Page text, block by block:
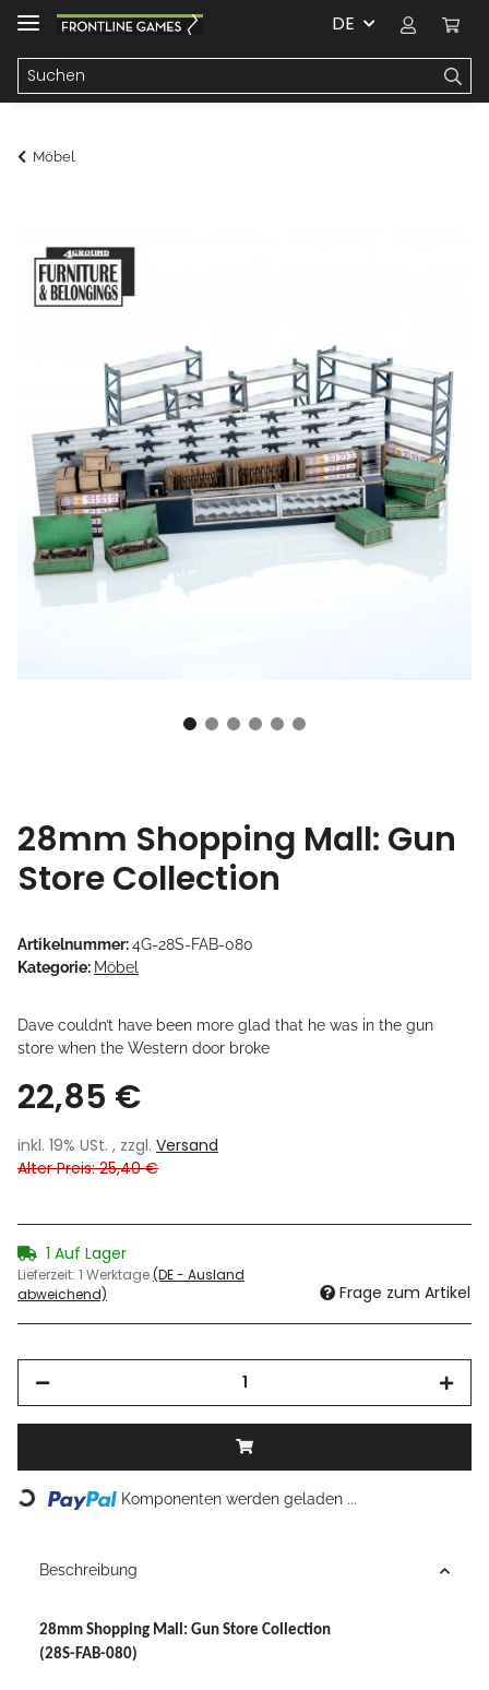
DE
Möbel
28mm Shopping Mall: Gun
Store Collection
Artikelnummer:4G-28S-FAB-080
Kategorie: Möbel
Dave couldn’t have been more glad that he was in the gun
store when the Western door broke
22,85 €
inkl. 19% USt. , zzgl. Versand
Alter Preis: 25,40 €
1 Auf Lager
Lieferzeit: 1 Werktage(DE - Ausland
abweichend)
Frage zum Artikel
Loading... Komponenten werden geladen ...
Beschreibung
28mm Shopping Mall: Gun Store Collection
(28S-FAB-080)